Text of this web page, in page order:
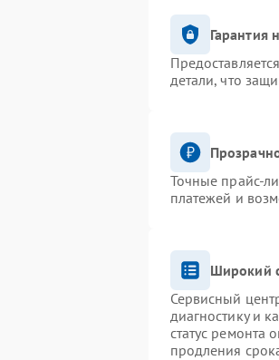
Гарантия
детали, что
Точные прайс-
платежей и
Широкий
Сервисный
диагностику и
статус ремонта
продления